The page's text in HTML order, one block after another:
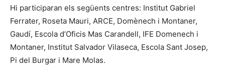
Hi participaran els següents centres: Institut Gabriel
Ferrater, Roseta Mauri, ARCE, Domènech i Montaner,
Gaudí, Escola d’Oficis Mas Carandell, IFE Domenech i
Montaner, Institut Salvador Vilaseca, Escola Sant Josep,
Pi del Burgar i Mare Molas.